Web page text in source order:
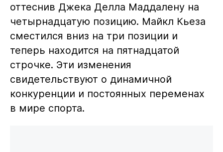
оттеснив Джека Делла Маддалену на
четырнадцатую позицию. Майкл Кьеза
сместился вниз на три позиции и
теперь находится на пятнадцатой
строчке. Эти изменения
свидетельствуют о динамичной
конкуренции и постоянных переменах
в мире спорта.